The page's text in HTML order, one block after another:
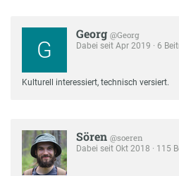
G
Georg@Georg
Dabei seit Apr 2019 · 6
Kulturell interessiert, technisch versiert.
Sören@soeren
Dabei seit Okt 2018 · 115